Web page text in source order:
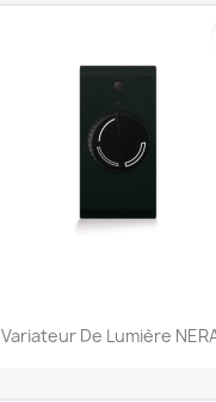
Variateur De Lumière